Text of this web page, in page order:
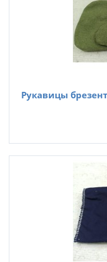
Рукавицы